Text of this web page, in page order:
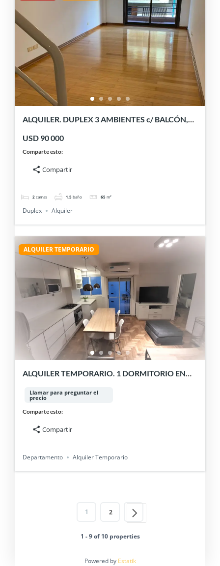
ALQUILER. DUPLEX 3 AMBIENTES c/ BALCÓN,
USD 90 000
Comparte esto:
Compartir
2 camas 1.5 baño 65 m²
Duplex Alquiler
ALQUILER TEMPORARIO
ALQUILER TEMPORARIO. 1 DORMITORIO EN
Llamar para preguntar el
precio
Comparte esto:
Compartir
Departamento Alquiler Temporario
1 2
1 - 9 of 10 properties
Powered by Estatik